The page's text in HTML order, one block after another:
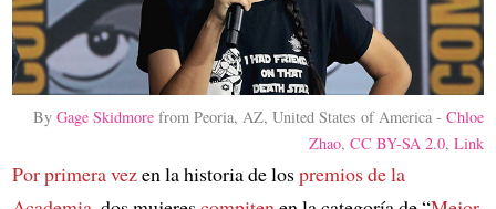
ByGage Skidmore from Peoria, AZ, United States of America -Chloe
Zhao,CC BY-SA 2.0,Link
Por primera vezen la historia de lospremios de la